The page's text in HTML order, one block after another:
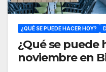
¿QUÉ SE PUEDE HACER HOY?
¿Qué se puede
noviembre en